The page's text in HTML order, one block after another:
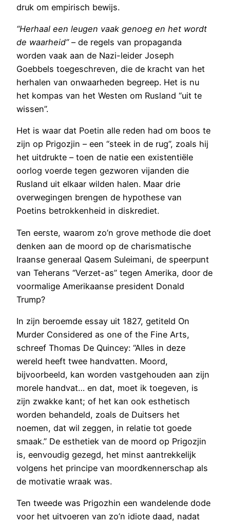
druk om empirisch bewijs.
“Herhaal een leugen vaak genoeg en het wordt
de waarheid” – de regels van propaganda
worden vaak aan de Nazi-leider Joseph
Goebbels toegeschreven, die de kracht van het
herhalen van onwaarheden begreep. Het is nu
het kompas van het Westen om Rusland “uit te
wissen”.
Het is waar dat Poetin alle reden had om boos te
zijn op Prigozjin – een “steek in de rug”, zoals hij
het uitdrukte – toen de natie een existentiële
oorlog voerde tegen gezworen vijanden die
Rusland uit elkaar wilden halen. Maar drie
overwegingen brengen de hypothese van
Poetins betrokkenheid in diskrediet.
Ten eerste, waarom zo’n grove methode die doet
denken aan de moord op de charismatische
Iraanse generaal Qasem Suleimani, de speerpunt
van Teherans “Verzet-as” tegen Amerika, door de
voormalige Amerikaanse president Donald
Trump?
In zijn beroemde essay uit 1827, getiteld On
Murder Considered as one of the Fine Arts,
schreef Thomas De Quincey: “Alles in deze
wereld heeft twee handvatten. Moord,
bijvoorbeeld, kan worden vastgehouden aan zijn
morele handvat… en dat, moet ik toegeven, is
zijn zwakke kant; of het kan ook esthetisch
worden behandeld, zoals de Duitsers het
noemen, dat wil zeggen, in relatie tot goede
smaak.” De esthetiek van de moord op Prigozjin
is, eenvoudig gezegd, het minst aantrekkelijk
volgens het principe van moordkennerschap als
de motivatie wraak was.
Ten tweede was Prigozhin een wandelende dode
voor het uitvoeren van zo’n idiote daad, nadat